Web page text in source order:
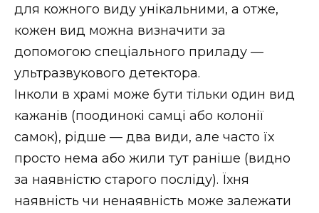
для кожного виду унікальними, а отже,
кожен вид можна визначити за
допомогою спеціального приладу —
ультразвукового детектора.
Інколи в храмі може бути тільки один вид
кажанів (поодинокі самці або колонії
самок), рідше — два види, але часто їх
просто нема або жили тут раніше (видно
за наявністю старого посліду). Їхня
наявність чи ненаявність може залежати